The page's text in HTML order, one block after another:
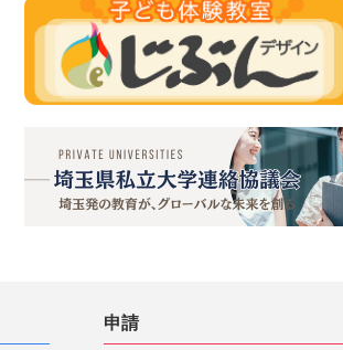
申請